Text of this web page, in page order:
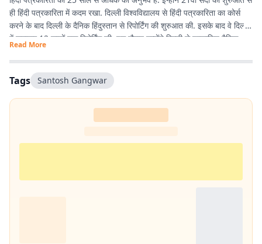
ही हिंदी पत्रकारिता में कदम रखा. दिल्ली विश्वविद्यालय से हिंदी पत्रकारिता का कोर्स
करने के बाद दिल्ली के दैनिक हिंदुस्तान से रिपोर्टिंग की शुरुआत की. इसके बाद वे दिल्ली
में लगातार 12 सालों तक रिपोर्टिंग की. इस दौरान उन्होंने दिल्ली से प्रकाशित दैनिक
हिंदुस्तान दैनिक जागरण, देशबंधु जैसे प्रतिष्ठित अखबारों के साथ कई साप्ताहिक
अखबारों के लिए भी रिपोर्टिंग की. 2013 में वे प्रभात खबर आए. तब से वे प्रिंट मीडिया
के साथ फिलहाल पिछले 10 सालों से प्रभात खबर डिजिटल में अपनी सेवाएं दे रहे हैं.
इन्होंने अपने करियर के शुरुआती दिनों में ही राजस्थान में होने वाली हिंदी पत्रकारिता के
300 साल के इतिहास पर एक पुस्तक 'नित नए आयाम की खोज: राजस्थानी
Read More
Tags Santosh Gangwar